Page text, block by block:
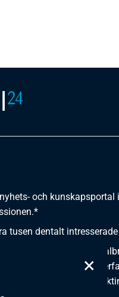
och kunskapsportal
tusen dentalt
inom
aktuella händelser,
och
×